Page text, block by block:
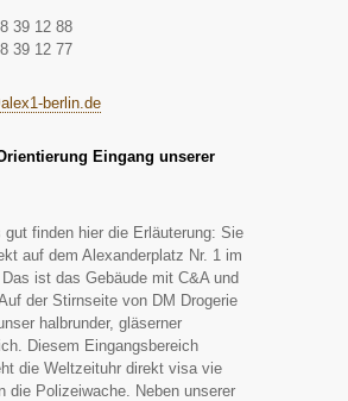
39 12 88
39 12 77
berlin.de
Eingang unserer
gut finden hier die Erläuterung: Sie
auf dem Alexanderplatz Nr. 1 im
ist das Gebäude mit C&A und
der Stirnseite von DM Drogerie
halbrunder, gläserner
Diesem Eingangsbereich
die Weltzeituhr direkt visa vie
die Polizeiwache. Neben unserer